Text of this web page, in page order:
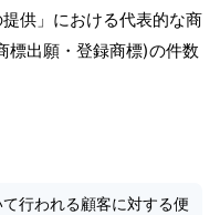
供」における代表的な商
標出願・登録商標)の件数
行われる顧客に対する便